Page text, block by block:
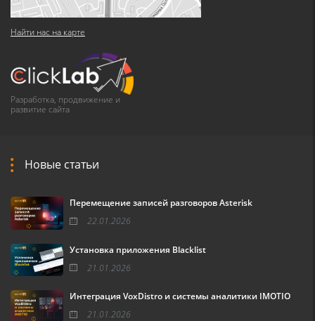
Найти нас на карте
Разработка, продвижение и
развитие сайта
Новые статьи
Перемещение записей разговоров Asterisk
22.01.2026
Установка приложения Blacklist
21.01.2026
Интеграция VoxDistro и системы аналитики IMOTIO
21.01.2026